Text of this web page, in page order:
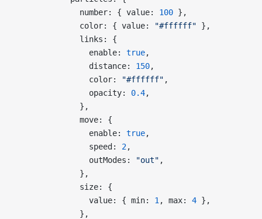
              number: { value:
100 },
              color: { value:
"#ffffff" },
              links: {
                enable:
true,
                distance:
150,
                color:
"#ffffff" ,
                opacity:
0.4,
              },
              move: {
                enable:
true,
                speed:
2,
                outModes:
"out" ,
              },
              size: {
                value: { min:
1 , max: 4 },
              },